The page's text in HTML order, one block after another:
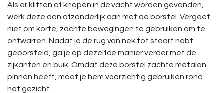
Als er klitten of knopen in de vacht worden gevonden,
werk deze dan afzonderlijk aan met de borstel. Vergeet
niet om korte, zachte bewegingen te gebruiken om te
ontwarren. Nadat je de rug van nek tot staart hebt
geborsteld, ga je op dezelfde manier verder met de
zijkanten en buik. Omdat deze borstel zachte metalen
pinnen heeft, moet je hem voorzichtig gebruiken rond
het gezicht.